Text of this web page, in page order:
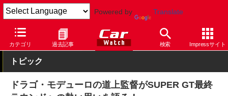
Powered by Translate
カテゴリ 過去記事 検索 Impressサイト
Car Watch イベント
トピック
ドラゴ・モデューロの道上監督がSUPER GT最終